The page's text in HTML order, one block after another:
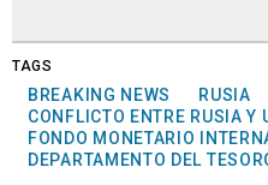
TAGS
BREAKING NEWS RUSIA
CONFLICTO ENTRE RUSIA Y
FONDO MONETARIO
DEPARTAMENTO DEL